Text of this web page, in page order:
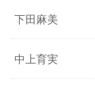
下田麻美
中上育実